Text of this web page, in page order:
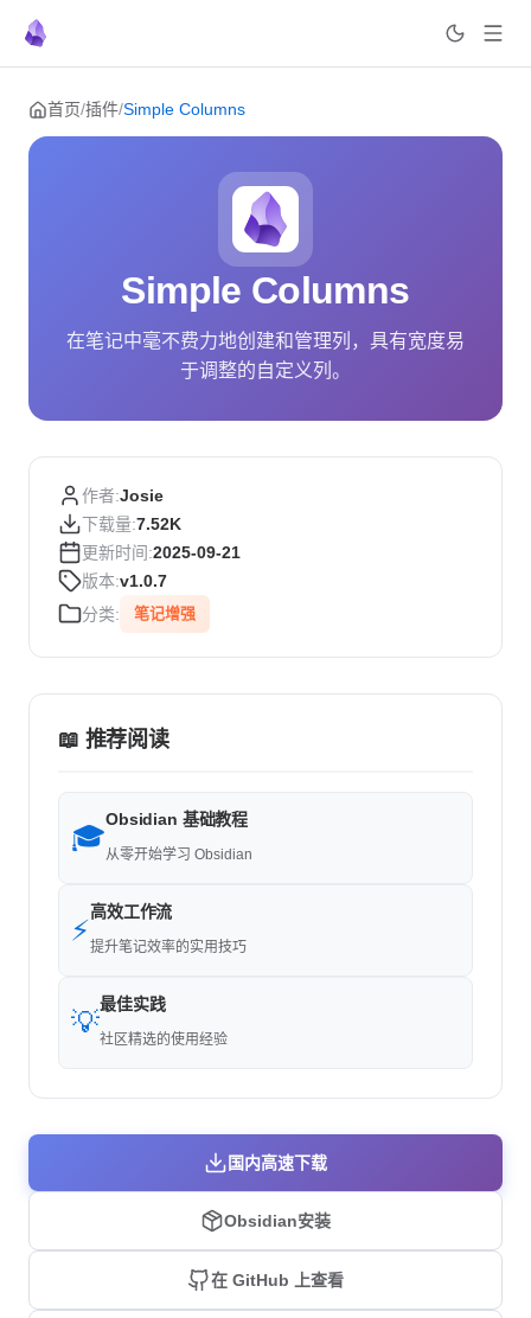
Skip to content
首页/插件/Simple Columns
Simple Columns
在笔记中毫不费力地创建和管理列，具有宽度易
于调整的自定义列。
作者:Josie
下载量:7.52K
更新时间:2025-09-21
版本:v1.0.7
分类:
笔记增强
📖 推荐阅读
🎓
Obsidian 基础教程
从零开始学习 Obsidian
⚡
高效工作流
提升笔记效率的实用技巧
💡
最佳实践
社区精选的使用经验
国内高速下载
Obsidian安装
在 GitHub 上查看